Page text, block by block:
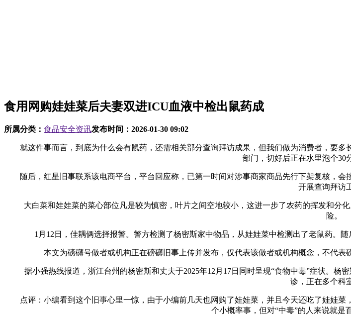
食用网购娃娃菜后夫妻双进ICU血液中检出鼠药成
所属分类： 食品安全资讯发布时间： 2026-01-30 09:02
就这件事而言，到底为什么会有鼠药，还需相关部分查询拜访成果，但我们做为消费者，要多
部门，切好后正在水里泡个30
随后，红星旧事联系该电商平台，平台回应称，已第一时间对涉事商家商品先行下架复核，会
开展查询拜访
大白菜和娃娃菜的菜心部位凡是较为慎密，叶片之间空地较小，这进一步了农药的挥发和分
险。
1月12日，佳耦俩选择报警。警方检测了杨密斯家中物品，从娃娃菜中检测出了老鼠药。随
本文为磅礴号做者或机构正在磅礴旧事上传并发布，仅代表该做者或机构概念，不代表
据小强热线报道，浙江台州的杨密斯和丈夫于2025年12月17日同时呈现“食物中毒”症状。杨
诊，正在多个科
点评：小编看到这个旧事心里一惊，由于小编前几天也网购了娃娃菜，并且今天还吃了娃娃菜
个小概率事，但对“中毒”的人来说就是